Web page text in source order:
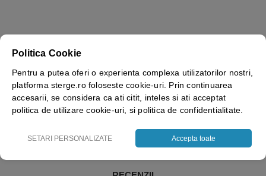
Vezi mai mult ⬇
Politica Cookie
Pentru a putea oferi o experienta complexa utilizatorilor nostri,
platforma sterge.ro foloseste cookie-uri. Prin continuarea
accesarii, se considera ca ati citit, inteles si ati acceptat
politica de utilizare cookie-uri, si politica de confidentialitate.
SETARI PERSONALIZATE Accepta toate